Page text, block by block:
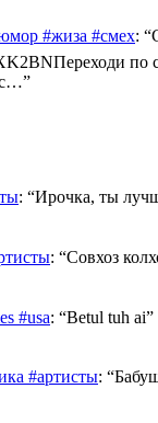
#жиза #смех: “
”
: “Ирочка, ты
: “Совхоз
#usa: “Betul tuh ai”
#артисты: “